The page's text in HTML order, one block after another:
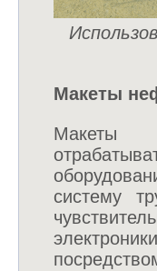
Макеты
Макеты
систему